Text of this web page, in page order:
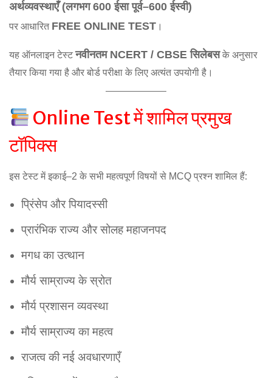
अर्थव्यवस्थाएँ (लगभग 600 ईसा पूर्व–600 ईस्वी)
पर आधारित FREE ONLINE TEST ।
यह ऑनलाइन टेस्टनवीनतम NCERT / CBSE सिलेबसके अनुसार
तैयार किया गया है और बोर्ड परीक्षा के लिए अत्यंत उपयोगी है।
Online Test में शामिल प्रमुख
टॉपिक्स
इस टेस्ट में इकाई–2 के सभी महत्वपूर्ण विषयों से MCQ प्रश्न शामिल हैं:
प्रिंसेप और पियादस्सी
प्रारंभिक राज्य और सोलह महाजनपद
मगध का उत्थान
मौर्य साम्राज्य के स्रोत
मौर्य प्रशासन व्यवस्था
मौर्य साम्राज्य का महत्व
राजत्व की नई अवधारणाएँ